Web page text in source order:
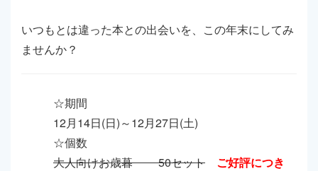
いつもとは違った本との出会いを、この年末にしてみ
ませんか？
☆期間
12月14日(日)～12月27日(土)
☆個数
大人向けお歳暮 50セット
ご好評につき